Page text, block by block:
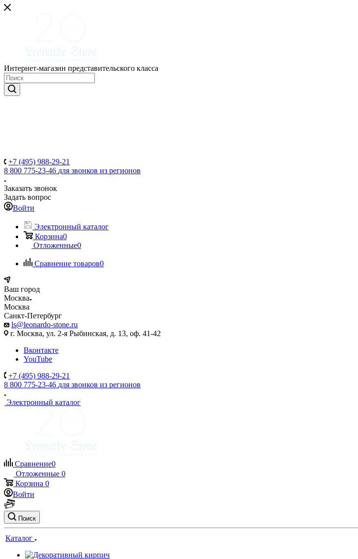
Интернет-магазин представительского класса
+7 (495) 988-29-21
8 800 775-23-46 для звонков из регионов
Заказать звонок
Задать вопрос
Войти
Электронный каталог
Корзина0
Отложенные0
Сравнение товаров0
Ваш город
Москва
Москва
Санкт-Петербург
ls@leonardo-stone.ru
г. Москва, ул. 2-я Рыбинская, д. 13, оф. 41-42
Вконтакте
YouTube
+7 (495) 988-29-21
8 800 775-23-46 для звонков из регионов
Электронный каталог
Сравнение0
Отложенные 0
Корзина 0
Войти
Поиск
Каталог